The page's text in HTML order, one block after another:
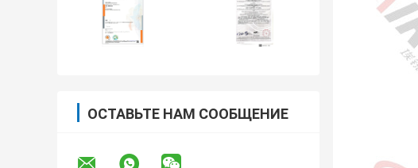
ОСТАВЬТЕ НАМ СООБЩЕНИЕ